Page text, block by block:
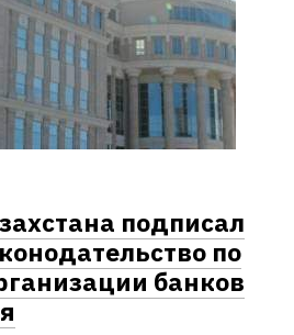
подписал
по
банков